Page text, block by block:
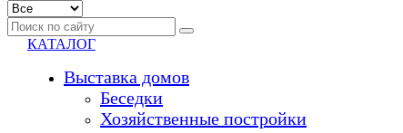
КАТАЛОГ
Выставка домов
Беседки
Хозяйственные постройки